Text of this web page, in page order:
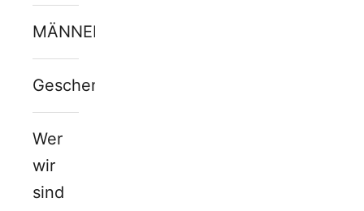
MÄNNERJUWELEN
Geschenkkarte
Wer
wir
sind